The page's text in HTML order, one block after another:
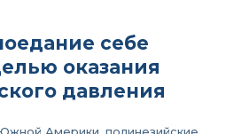
себе
оказания
давления